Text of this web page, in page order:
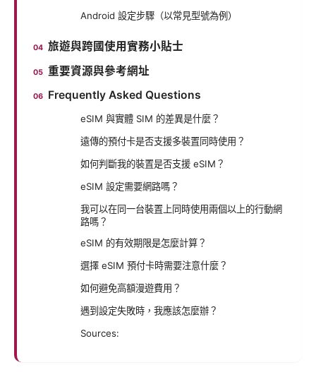
Android 設定步驟（以常見型號為例）
旅遊與跨國使用實務小貼士
重要資源與參考網址
Frequently Asked Questions
eSIM 與實體 SIM 的差異是什麼？
遠傳的預付卡是否支援多裝置同時使用？
如何判斷我的裝置是否支援 eSIM？
eSIM 設定需要網路嗎？
我可以在同一台裝置上同時使用兩個以上的行動網
路嗎？
eSIM 的有效期限是怎麼計算？
選擇 eSIM 預付卡時需要注意什麼？
如何避免高額漫遊費用？
遇到設定失敗時，我應該怎麼辦？
Sources: